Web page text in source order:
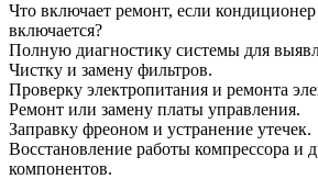
Что включает ремонт, если
включается?
Полную диагностику системы для
Чистку и замену фильтров.
Проверку электропитания и ремонта
Ремонт или замену платы управления.
Заправку фреоном и устранение утечек.
Восстановление работы компрессора и
компонентов.